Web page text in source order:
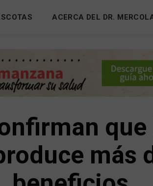
ACERCA DEL DR.
que
más